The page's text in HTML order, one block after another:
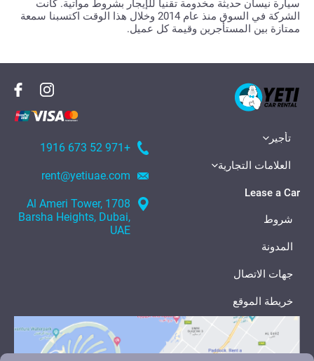
سيارة نيسان حديثة مخدومة تقنيا للإيجار بشروط مواتية. كانت
الشركة في السوق منذ عام 2014 وخلال هذا الوقت اكتسبنا سمعة
ممتازة بين المستأجرين وقيمة كل عميل.
تأجير
العلامات التجارية
Lease a Car
شروط
المدونة
جهات الاتصال
خريطة الموقع
+971 52 673 1916
rent@yetiuae.com
1708 Al Ameri Tower,
Barsha Heights, Dubai,
UAE